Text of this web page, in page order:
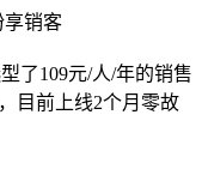
享销客
了109元/人/年的销售
目前上线2个月零故